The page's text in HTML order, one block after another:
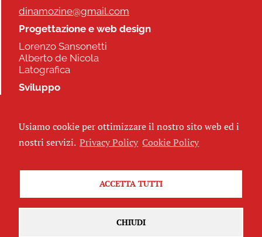
dinamozine@gmail.com
Progettazione e web design
Lorenzo Sansonetti
Alberto de Nicola
Latografica
Sviluppo
Seguici
Usiamo cookie per ottimizzare il nostro sito web ed i
nostri servizi. Privacy Policy Cookie Policy
ACCETTA TUTTI
CHIUDI